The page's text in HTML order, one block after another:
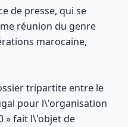
de presse, qui se
réunion du genre
marocaine,
tripartite entre le
pour l\'organisation
» fait l\'objet de